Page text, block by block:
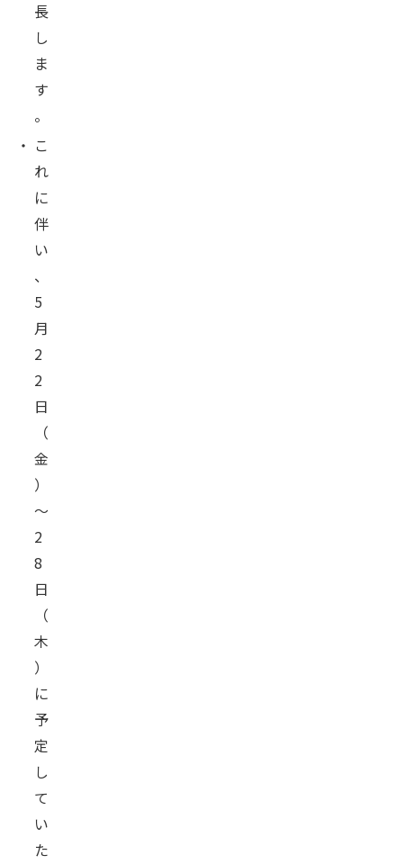
長
し
ま
す
。
・ こ
れ
に
伴
い
、
5
月
2
2
日
（
金
）
～
2
8
日
（
木
）
に
予
定
し
て
い
た